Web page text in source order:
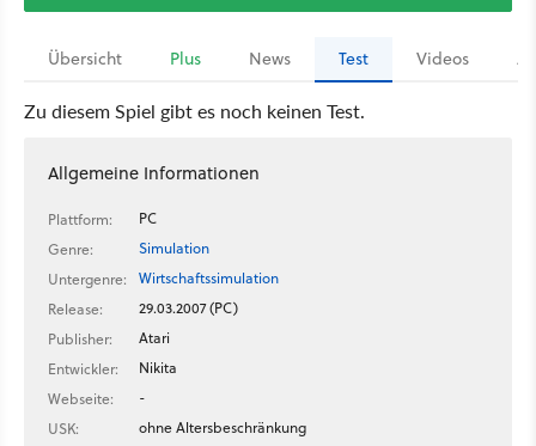
Übersicht Plus News Test Videos
Zu diesem Spiel gibt es noch keinen Test.
Allgemeine Informationen
Plattform:
PC
Genre:
Simulation
Untergenre:
Wirtschaftssimulation
Release:
29.03.2007 (PC)
Publisher:
Atari
Entwickler:
Nikita
Webseite:
-
USK:
ohne Altersbeschränkung